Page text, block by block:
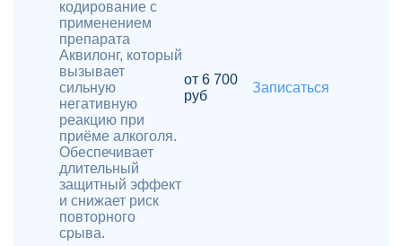
кодирование с
применением
препарата
Аквилонг, который
вызывает
сильную
негативную
реакцию при
приёме алкоголя.
Обеспечивает
длительный
защитный эффект
и снижает риск
повторного
срыва.
от 6 700
руб
Записаться